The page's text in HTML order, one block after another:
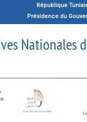
République
Présidence du
Nationales
de